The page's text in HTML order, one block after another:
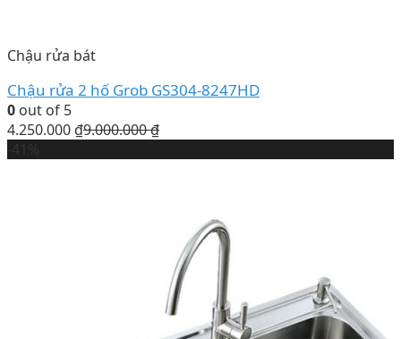
Chậu rửa bát
Chậu rửa 2 hố Grob GS304-8247HD
0 out of 5
4.250.000 ₫9.000.000₫